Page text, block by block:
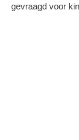
gevraagd voor